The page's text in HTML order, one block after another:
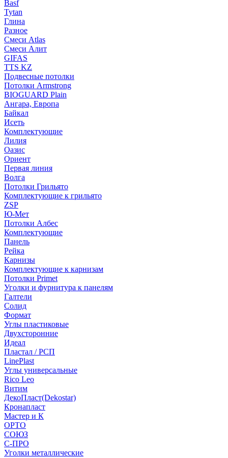
Basf
Tytan
Глина
Разное
Смеси Atlas
Смеси Алит
GIFAS
TTS KZ
Подвесные потолки
Потолки Armstrong
BIOGUARD Plain
Ангара, Европа
Байкал
Исеть
Комплектующие
Лилия
Оазис
Ориент
Первая линия
Волга
Потолки Грильято
Комплектующие к грильято
ZSP
Ю-Мет
Потолки Албес
Комплектующие
Панель
Рейка
Карнизы
Комплектующие к карнизам
Потолки Primet
Уголки и фурнитура к панелям
Галтели
Солид
Формат
Углы пластиковые
Двухсторонние
Идеал
Пластал / РСП
LinePlast
Углы универсальные
Rico Leo
Витим
ДекоПласт(Dekostar)
Кронапласт
Мастер и К
ОРТО
СОЮЗ
С-ПРО
Уголки металлические